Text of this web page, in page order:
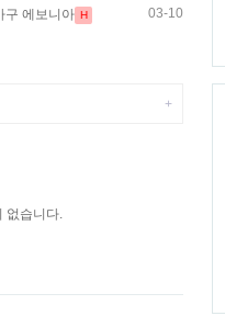
구 에보니아 H 03-10
없습니다.
+